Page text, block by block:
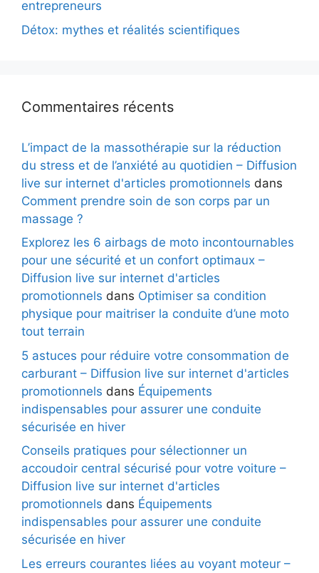
entrepreneurs
Détox: mythes et réalités scientifiques
Commentaires récents
L’impact de la massothérapie sur la réduction
du stress et de l’anxiété au quotidien – Diffusion
live sur internet d'articles promotionnels dans
Comment prendre soin de son corps par un
massage ?
Explorez les 6 airbags de moto incontournables
pour une sécurité et un confort optimaux –
Diffusion live sur internet d'articles
promotionnels dans Optimiser sa condition
physique pour maitriser la conduite d’une moto
tout terrain
5 astuces pour réduire votre consommation de
carburant – Diffusion live sur internet d'articles
promotionnels dans Équipements
indispensables pour assurer une conduite
sécurisée en hiver
Conseils pratiques pour sélectionner un
accoudoir central sécurisé pour votre voiture –
Diffusion live sur internet d'articles
promotionnels dans Équipements
indispensables pour assurer une conduite
sécurisée en hiver
Les erreurs courantes liées au voyant moteur –